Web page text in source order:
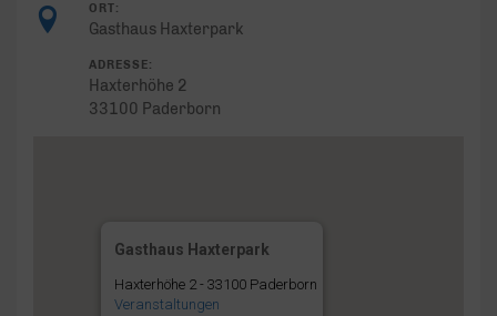
ORT:
Gasthaus Haxterpark
ADRESSE:
Haxterhöhe 2
33100 Paderborn
Gasthaus Haxterpark
Haxterhöhe 2 - 33100 Paderborn
Veranstaltungen